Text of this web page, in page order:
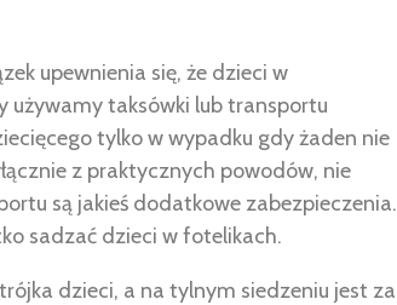
upewnienia się, że dzieci w
używamy taksówki lub transportu
tylko w wypadku gdy żaden nie
z praktycznych powodów, nie
są jakieś dodatkowe zabezpieczenia.
sadzać dzieci w fotelikach.
dzieci, a na tylnym siedzeniu jest za